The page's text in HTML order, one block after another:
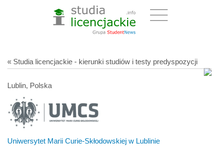
« Studia licencjackie - kierunki studiów i testy predyspozycji
Lublin, Polska
Uniwersytet Marii Curie-Skłodowskiej w Lublinie